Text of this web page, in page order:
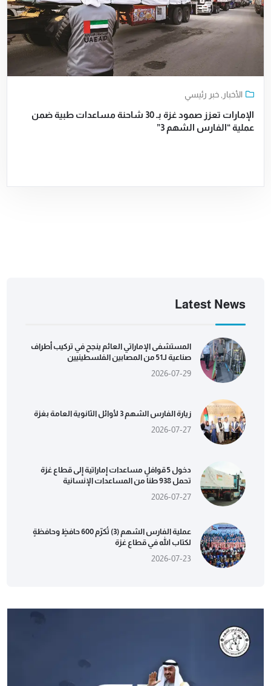
الأخبار ,خبر رئيسي
الإمارات تعزز صمود غزة بـ 30 شاحنة مساعدات طبية ضمن
عملية “الفارس الشهم 3”
Latest News
المستشفى الإماراتي العائم ينجح في تركيب أطراف
صناعية لـ51 من المصابين الفلسطينيين
2026-07-29
زيارة الفارس الشهم 3 لأوائل الثانوية العامة بغزة
2026-07-27
دخول 5 قوافل مساعدات إماراتية إلى قطاع غزة
تحمل 938 طناً من المساعدات الإنسانية
2026-07-27
عملية الفارس الشهم (3) تُكرّم 600 حافظٍ وحافظةٍ
لكتاب الله في قطاع غزة
2026-07-23